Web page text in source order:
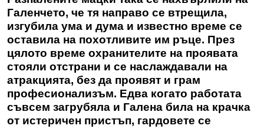
Галенчето, че тя направо се втрещила,
изгубила ума и дума и известно време се
оставила на похотливите им ръце. През
цялото време охранителите на проявата
стояли отстрани и се наслаждавали на
атракцията, без да проявят и грам
професионализъм. Едва когато работата
съвсем загрубяла и Галена била на крачка
от истеричен пристъп, гардовете се